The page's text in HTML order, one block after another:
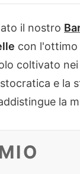
il nostro
con l'ottimo
coltivato
e la
la